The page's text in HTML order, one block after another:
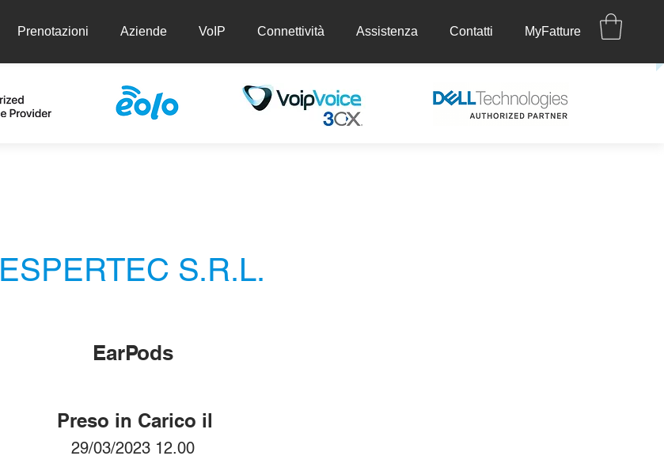
Prenotazioni Aziende Connettività Assistenza Contatti
Prenotazioni Aziende VoIP Connettività Assistenza Contatti MyFatture
ESPERTEC S.R.L.
Preso in Carico il
29/03/2023 12.00
EarPods